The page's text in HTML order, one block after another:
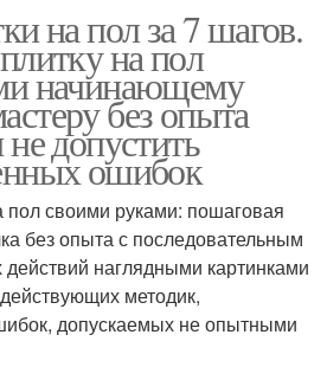
на пол за 7 шагов.
на пол
начинающему
без опыта
допустить
ошибок
пол своими руками: пошаговая
без опыта с последовательным
действий наглядными картинками
методик,
допускаемых не опытными